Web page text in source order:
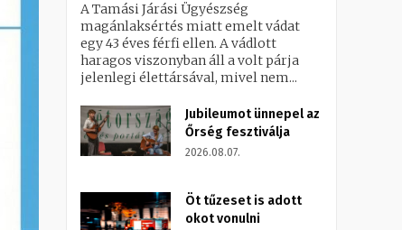
A Tamási Járási Ügyészség
magánlaksértés miatt emelt vádat
egy 43 éves férfi ellen. A vádlott
haragos viszonyban áll a volt párja
jelenlegi élettársával, mivel nem...
Jubileumot ünnepel az
Őrség fesztiválja
2026.08.07.
Öt tűzeset is adott
okot vonulni